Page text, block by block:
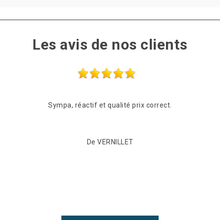
Les avis de nos clients
Sympa, réactif et qualité prix correct.
De VERNILLET